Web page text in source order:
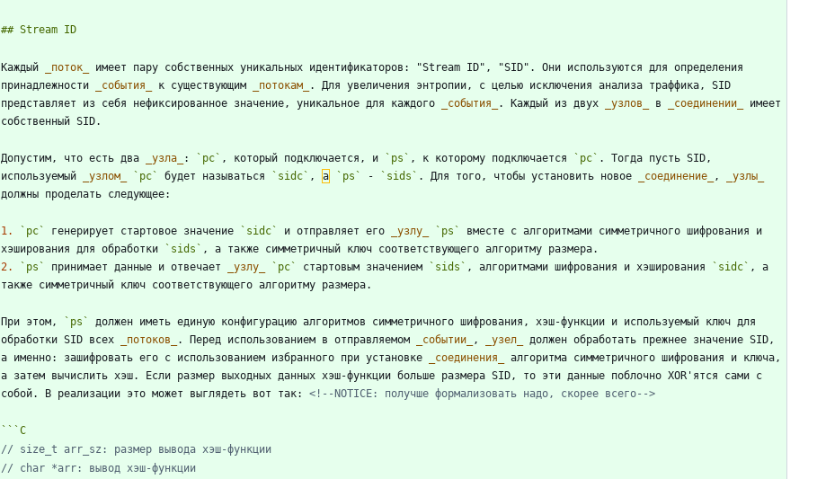
Каждый поток
имеет пару собственных уникальных идентификаторов: "Stream ID", "SID". Они используются для определения
принадлежности
события к существующим потокам
. Для увеличения энтропии, с целью исключения анализа траффика, SID
представляет из себя нефиксированное значение, уникальное для каждого
события . Каждый из двух узлов в соединении
имеет
Допустим, что есть два узла : `pc` , который подключается, и `ps` , к которому подключается `pc` . Тогда пусть SID,
используемый
узлом `pc` будет называться `sidc` , а `ps` - `sids` . Для того, чтобы установить новое соединение , узлы
1. `pc` генерирует стартовое значение `sidc` и отправляет его узлу `ps`
вместе с алгоритмами симметричного шифрования и
хэширования для обработки
`sids`
2.
`ps` принимает данные и отвечает узлу `pc` стартовым значением `sids` , алгоритмами шифрования и хэширования `sidc` , а
При этом, `ps`
должен иметь единую конфигурацию алгоритмов симметричного шифрования, хэш-функции и используемый ключ для
обработки SID всех
потоков . Перед использованием в отправляемом событии , узел
должен обработать прежнее значение SID,
а именно: зашифровать его с использованием избранного при установке
соединения
алгоритма симметричного шифрования и ключа,
а затем вычислить хэш. Если размер выходных данных хэш-функции больше размера SID, то эти данные поблочно XOR'ятся сами с
собой. В реализации это может выглядеть вот так: <!--NOTICE: получше формализовать надо, скорее всего-->
```C